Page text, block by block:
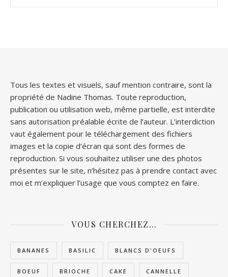
Tous les textes et visuels, sauf mention contraire, sont la
propriété de Nadine Thomas. Toute reproduction,
publication ou utilisation web, même partielle, est interdite
sans autorisation préalable écrite de l’auteur. L’interdiction
vaut également pour le téléchargement des fichiers
images et la copie d’écran qui sont des formes de
reproduction. Si vous souhaitez utiliser une des photos
présentes sur le site, n’hésitez pas à prendre contact avec
moi et m’expliquer l’usage que vous comptez en faire.
VOUS CHERCHEZ…
BANANES BASILIC BLANCS D'OEUFS
BOEUF BRIOCHE CAKE CANNELLE